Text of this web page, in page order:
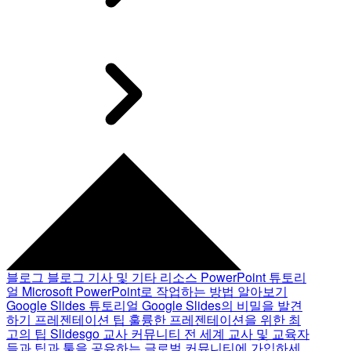
블로그 블로그 기사 및 기타 리소스 PowerPoint 튜토리
얼 Microsoft PowerPoint로 작업하는 방법 알아보기
Google Slides 튜토리얼 Google Slides의 비밀을 발견
하기 프레젠테이션 팁 훌륭한 프레젠테이션을 위한 최
고의 팁 Slidesgo 교사 커뮤니티 전 세계 교사 및 교육자